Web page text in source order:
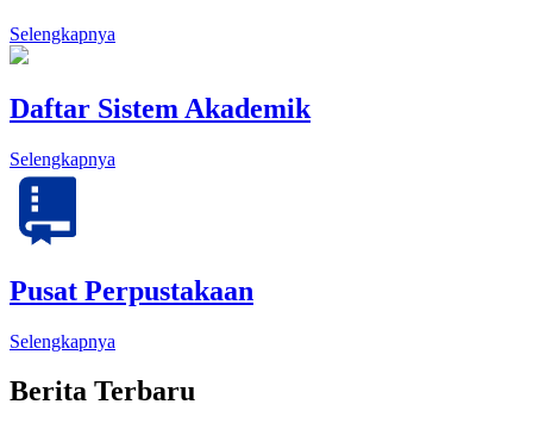
Selengkapnya
Daftar Sistem Akademik
Selengkapnya
Pusat Perpustakaan
Selengkapnya
Berita Terbaru